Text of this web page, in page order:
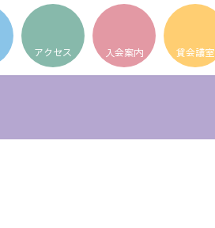
ア
イ
コ
ン
リ
ン
ア
イ
コ
ン
リ
ン
ア
イ
コ
ン
リ
ン